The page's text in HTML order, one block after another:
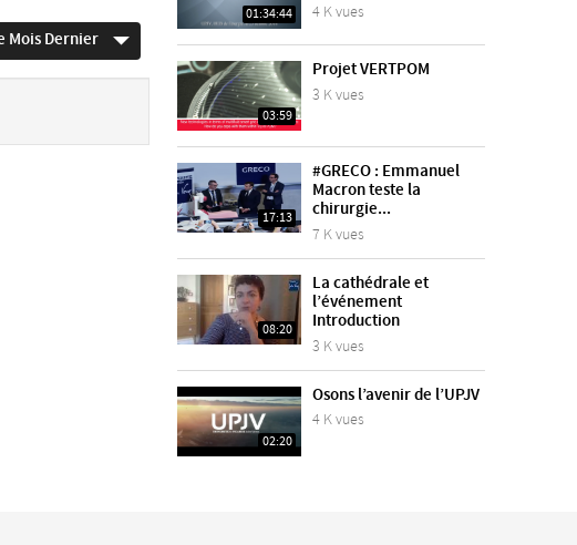
Mois Dernier
01:34:44 4 K vues
03:59
Projet VERTPOM
3 K vues
17:13
#GRECO : Emmanuel
Macron teste la
chirurgie...
7 K vues
08:20
La cathédrale et
l’événement
Introduction
3 K vues
02:20
Osons l’avenir de l’UPJV
4 K vues